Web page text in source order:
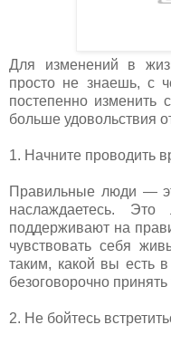
Для изменений в
просто не знаешь, с
постепенно изменить
больше удовольствия
1. Начните проводить
Правильные люди —
наслаждаетесь.
поддерживают на
чувствовать себя
таким, какой вы есть
безоговорочно
2. Не бойтесь